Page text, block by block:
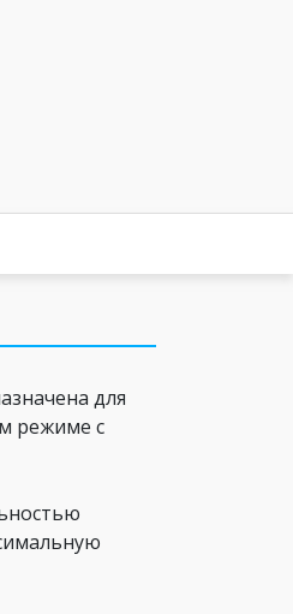
для
режиме с